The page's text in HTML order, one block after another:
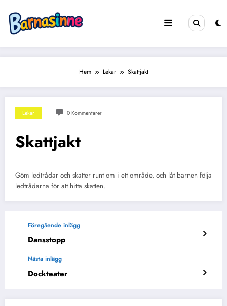
innehåll
Hem Lekar Skattjakt
Lekar 0 Kommentarer
Skattjakt
Göm ledtrådar och skatter runt om i ett område, och låt barnen följa
ledtrådarna för att hitta skatten.
Föregående inlägg
Dansstopp
Nästa inlägg
Dockteater